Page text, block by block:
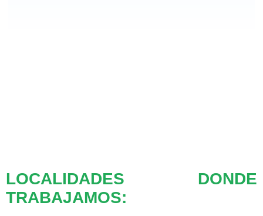
LOCALIDADES DONDE
TRABAJAMOS: